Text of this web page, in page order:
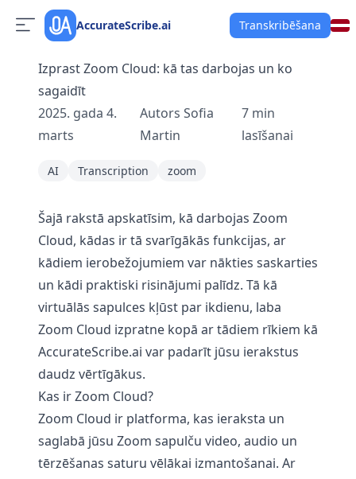
AccurateScribe.ai Transkribēšana
Izprast Zoom Cloud: kā tas darbojas un ko
sagaidīt
2025. gada 4.
marts
Autors Sofia
Martin
7 min
lasīšanai
AI Transcription zoom
Šajā rakstā apskatīsim, kā darbojas Zoom
Cloud, kādas ir tā svarīgākās funkcijas, ar
kādiem ierobežojumiem var nākties saskarties
un kādi praktiski risinājumi palīdz. Tā kā
virtuālās sapulces kļūst par ikdienu, laba
Zoom Cloud izpratne kopā ar tādiem rīkiem kā
AccurateScribe.ai var padarīt jūsu ierakstus
daudz vērtīgākus.
Kas ir Zoom Cloud?
Zoom Cloud ir platforma, kas ieraksta un
saglabā jūsu Zoom sapulču video, audio un
tērzēšanas saturu vēlākai izmantošanai. Ar